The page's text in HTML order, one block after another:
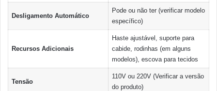
Desligamento Automático
Pode ou não ter (verificar modelo
específico)
Recursos Adicionais
Haste ajustável, suporte para
cabide, rodinhas (em alguns
modelos), escova para tecidos
Tensão
110V ou 220V (Verificar a versão
do produto)